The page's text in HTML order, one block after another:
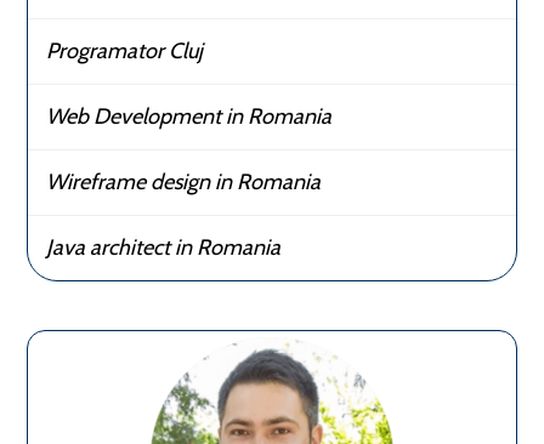
Programator Cluj
Web Development in Romania
Wireframe design in Romania
Java architect in Romania